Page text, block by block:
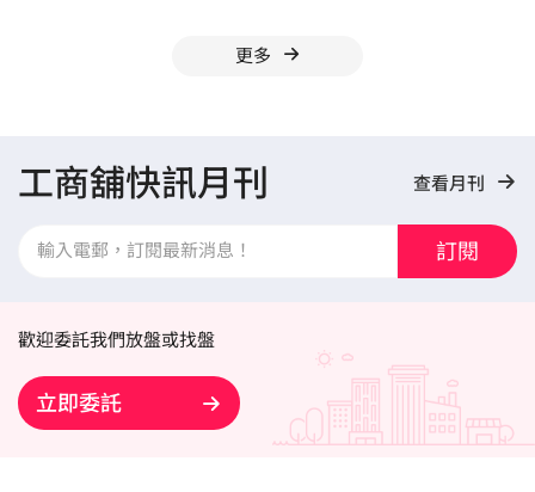
更多
工商舖快訊月刊 查看月刊
訂閱
歡迎委託我們放盤或找盤
立即委託